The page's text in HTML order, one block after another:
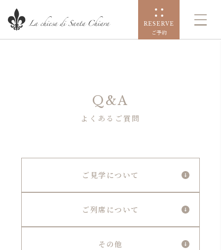
RESERVE
ご予約
Q&A
よくあるご質問
ご見学について
ご列席について
その他